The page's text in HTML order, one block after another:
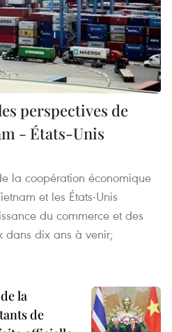
perspectives de
- États-Unis
la coopération économique
et les États-Unis
du commerce et des
dans dix ans à venir;
la
de